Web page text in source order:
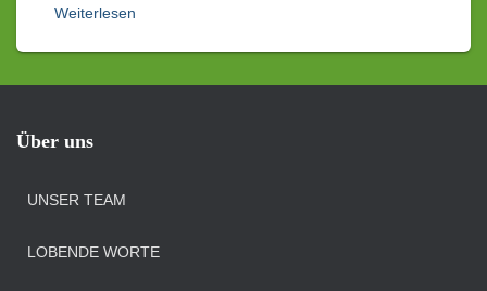
Weiterlesen
Über uns
UNSER TEAM
LOBENDE WORTE